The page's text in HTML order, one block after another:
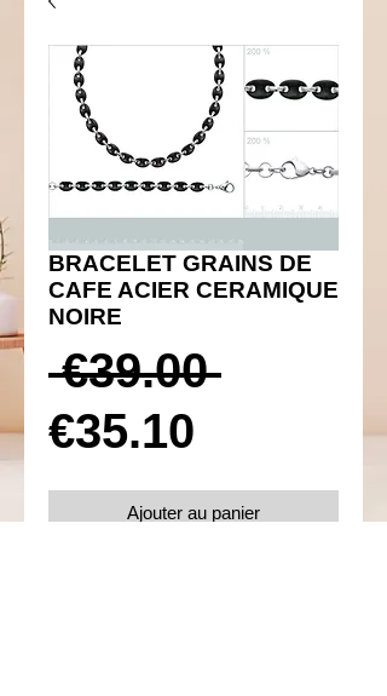
BRACELET GRAINS DE
CAFE ACIER CERAMIQUE
NOIRE
€39.00 Prix
original
€35.10
Ajouter au panier